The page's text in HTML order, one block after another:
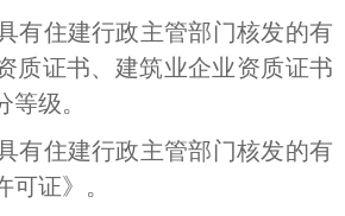
有住建行政主管部门核发的有
质证书、建筑业企业资质证书
级。
有住建行政主管部门核发的有
证》。